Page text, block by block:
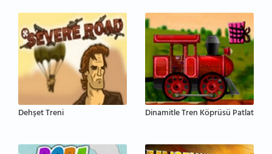
Dehşet Treni Dinamitle Tren Köprüsü Patlat